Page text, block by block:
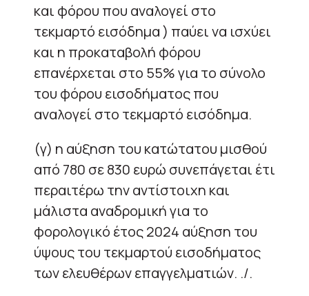
και φόρου που αναλογεί στο
τεκμαρτό εισόδημα ) παύει να ισχύει
και η προκαταβολή φόρου
επανέρχεται στο 55% για το σύνολο
του φόρου εισοδήματος που
αναλογεί στο τεκμαρτό εισόδημα.
(γ) η αύξηση του κατώτατου μισθού
από 780 σε 830 ευρώ συνεπάγεται έτι
περαιτέρω την αντίστοιχη και
μάλιστα αναδρομική για το
φορολογικό έτος 2024 αύξηση του
ύψους του τεκμαρτού εισοδήματος
των ελευθέρων επαγγελματιών. ./.